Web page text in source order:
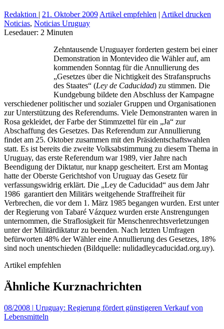
Redaktion | 21. Oktober 2009 Artikel empfehlen | Artikel drucken
Noticias, Noticias Uruguay
Lesedauer: 2 Minuten
Zehntausende Uruguayer forderten gestern bei einer
Demonstration in Montevideo die Wähler auf, am
kommenden Sonntag für die Annullierung des
„Gesetzes über die Nichtigkeit des Strafanspruchs
des Staates“ (Ley de Caducidad) zu stimmen. Die
Kundgebung bildete den Abschluss der Kampagne
verschiedener politischer und sozialer Gruppen und Organisationen
zur Unterstützung des Referendums. Viele Demonstranten waren in
Rosa gekleidet, der Farbe der Stimmzettel für ein „Ja“ zur
Abschaffung des Gesetzes. Das Referendum zur Annullierung
findet am 25. Oktober zusammen mit den Präsidentschaftswahlen
statt. Es ist bereits die zweite Volksabstimmung zu diesem Thema in
Uruguay, das erste Referendum war 1989, vier Jahre nach
Beendigung der Diktatur, nur knapp gescheitert. Erst am Montag
hatte der Oberste Gerichtshof von Uruguay das Gesetz für
verfassungswidrig erklärt. Die „Ley de Caducidad“ aus dem Jahr
1986 garantiert den Militärs weitgehende Straffreiheit für
Verbrechen, die vor dem 1. März 1985 begangen wurden. Erst unter
der Regierung von Tabaré Vázquez wurden erste Anstrengungen
unternommen, die Straflosigkeit für Menschenrechtsverletzungen
unter der Militärdiktatur zu beenden. Nach letzten Umfragen
befürworten 48% der Wähler eine Annullierung des Gesetzes, 18%
sind noch unentschieden (Bildquelle: nulidadleycaducidad.org.uy).
Artikel empfehlen
Ähnliche Kurznachrichten
08/2008 | Uruguay: Regierung fördert günstigeren Verkauf von
Lebensmitteln